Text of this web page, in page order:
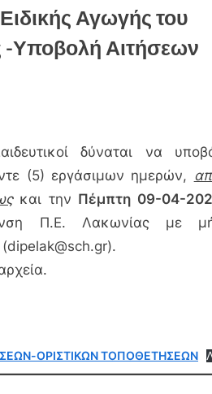
Αγωγής του
Υποβολή Αιτήσεων
δύναται να
(5) εργάσιμων ημερών,
και την Πέμπτη 09-04-
Π.Ε. Λακωνίας με
(dipelak@sch.gr).
ΟΡΙΣΤΙΚΩΝ ΤΟΠΟΘΕΤΗΣΕΩΝ